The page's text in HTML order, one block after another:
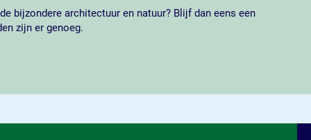
bijzondere architectuur en natuur? Blijf dan eens een
zijn er genoeg.